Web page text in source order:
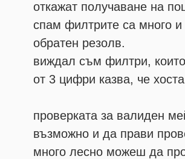
откажат получаване на
спам филтрите са много
обратен резолв.
виждал съм филтри,
от 3 цифри казва, че
проверката за валиден
възможно и да прави
много лесно можеш да